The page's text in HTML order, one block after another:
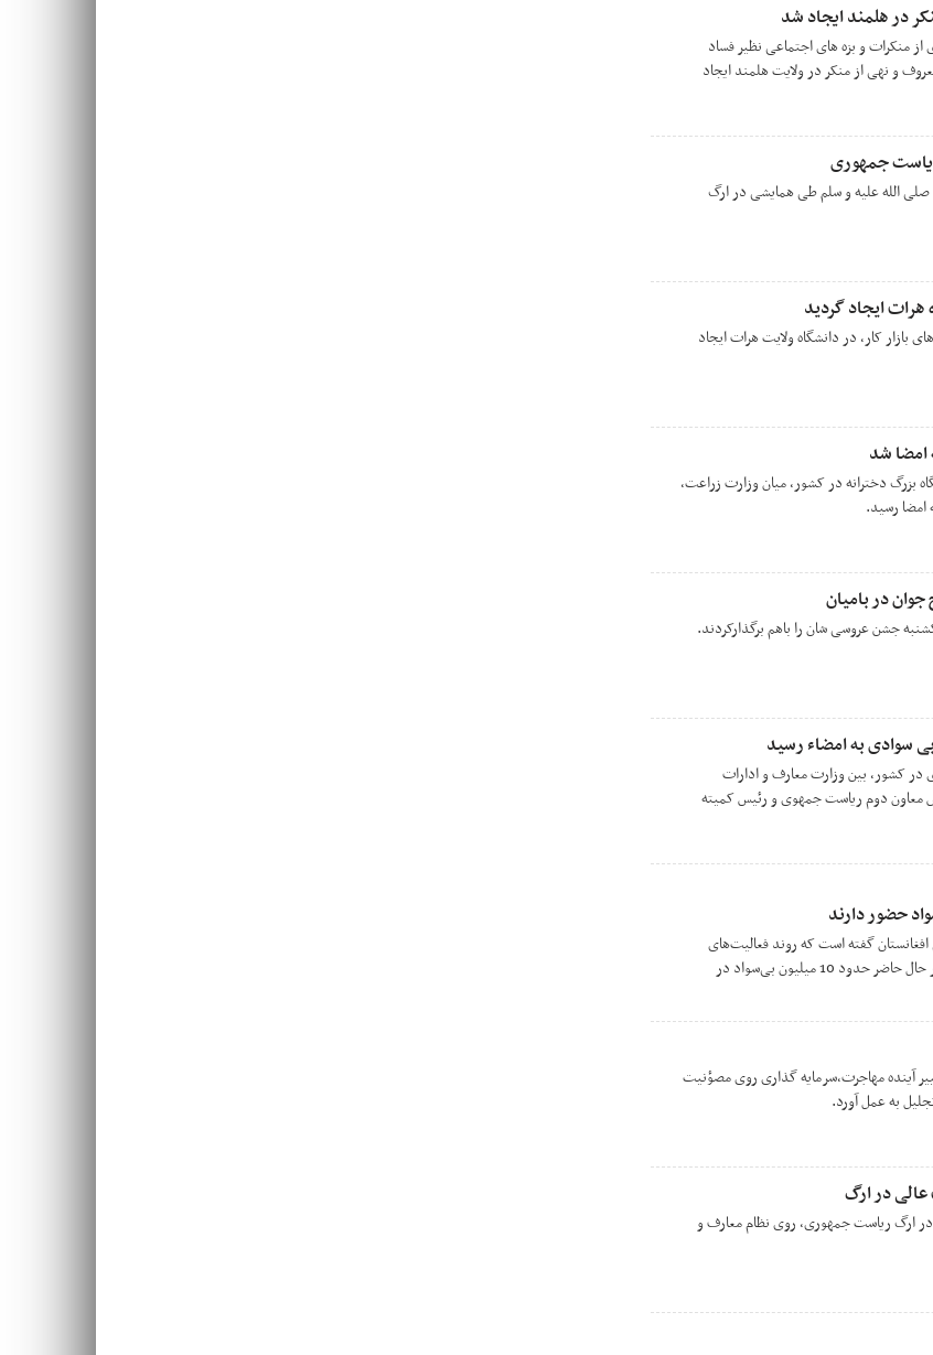
در هلمند ایجاد شد
منکرات و بزه های اجتماعی نظیر فساد
و نهی از منکر در ولایت هلمند ایجاد
ریاست جمهوری
صلی الله علیه و سلم طی همایشی در ارگ
ايجاد گرديد
کار، در دانشگاه ولايت هرات ايجاد
امضا شد
بزرگ دخترانه در کشور، میان وزارت زراعت،
امضا رسید.
سوادی به امضاء رسید
در کشور، بین وزارت معارف و ادارات
دوم ریاست جمهوی و رئیس کمیته
گفته است که روند فعالیت‌های
آموزشی و معارف به کندی پیش میرود، و در حال حاضر حدود 10 میلیون بی‌سواد در
آینده مهاجرت،سرمایه گذاری روی مصؤنیت
به عمل آورد.
در ارگ
ارگ ریاست جمهوری، روی نظام معارف و